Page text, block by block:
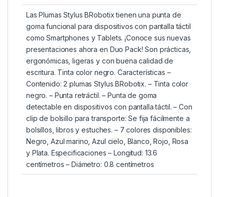
Las Plumas Stylus BRobotix tienen una punta de
goma funcional para dispositivos con pantalla táctil
como Smartphones y Tablets. ¡Conoce sus nuevas
presentaciones ahora en Duo Pack! Son prácticas,
ergonómicas, ligeras y con buena calidad de
escritura. Tinta color negro. Características –
Contenido: 2 plumas Stylus BRobotix. – Tinta color
negro. – Punta retráctil. – Punta de goma
detectable en dispositivos con pantalla táctil. – Con
clip de bolsillo para transporte: Se fija fácilmente a
bolsillos, libros y estuches. – 7 colores disponibles:
Negro, Azul marino, Azul cielo, Blanco, Rojo, Rosa
y Plata. Especificaciones – Longitud: 13.6
centímetros – Diámetro: 0.8 centímetros